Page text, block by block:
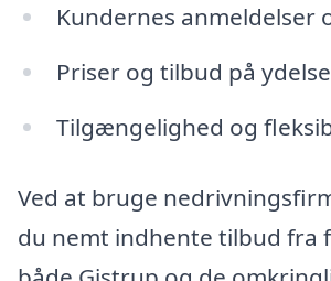
Kundernes anmeldelser
Priser og tilbud på
Tilgængelighed og
Ved at bruge
du nemt indhente tilbud fra